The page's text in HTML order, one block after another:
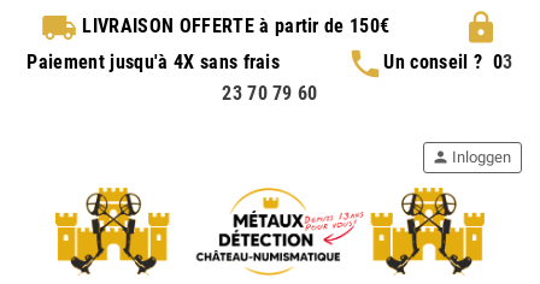
local_shipping LIVRAISON OFFERTEà partir de 150€ lock
Paiement jusqu'à 4X sans frais phoneUn conseil ? 03
23 70 79 60
person Inloggen